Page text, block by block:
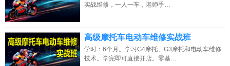
实战维修，一人一车，老师手…
高级摩托车电动车维修实战班
学时：6个月。学习G4摩托、G3摩托和电动车维修
技术。学完即可直接开店。零基…